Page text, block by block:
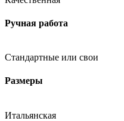
Ручная работа
Стандартные или свои
Размеры
Итальянская